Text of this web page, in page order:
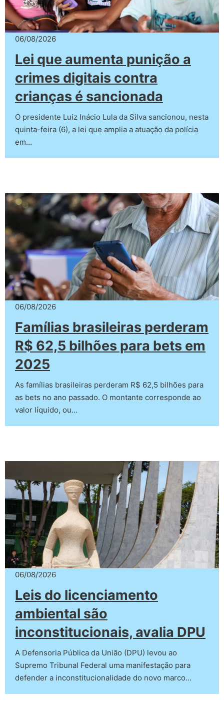
06/08/2026
Lei que aumenta punição a
crimes digitais contra
crianças é sancionada
O presidente Luiz Inácio Lula da Silva sancionou, nesta
quinta-feira (6), a lei que amplia a atuação da polícia
em…
06/08/2026
Famílias brasileiras perderam
R$ 62,5 bilhões para bets em
2025
As famílias brasileiras perderam R$ 62,5 bilhões para
as bets no ano passado. O montante corresponde ao
valor líquido, ou…
06/08/2026
Leis do licenciamento
ambiental são
inconstitucionais, avalia DPU
A Defensoria Pública da União (DPU) levou ao
Supremo Tribunal Federal uma manifestação para
defender a inconstitucionalidade do novo marco…